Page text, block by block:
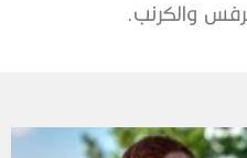
والكرنب.